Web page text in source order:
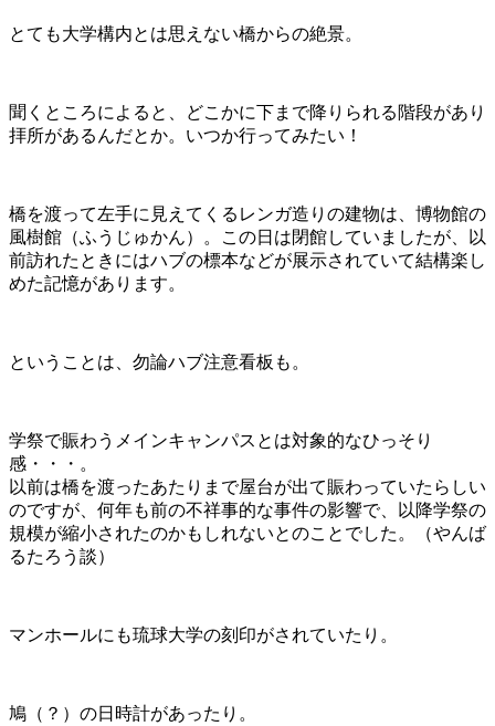
とても大学構内とは思えない橋からの絶景。
聞くところによると、どこかに下まで降りられる階段があり
拝所があるんだとか。いつか行ってみたい！
橋を渡って左手に見えてくるレンガ造りの建物は、博物館の
風樹館（ふうじゅかん）。この日は閉館していましたが、以
前訪れたときにはハブの標本などが展示されていて結構楽し
めた記憶があります。
ということは、勿論ハブ注意看板も。
学祭で賑わうメインキャンパスとは対象的なひっそり
感・・・。
以前は橋を渡ったあたりまで屋台が出て賑わっていたらしい
のですが、何年も前の不祥事的な事件の影響で、以降学祭の
規模が縮小されたのかもしれないとのことでした。（やんば
るたろう談）
マンホールにも琉球大学の刻印がされていたり。
鳩（？）の日時計があったり。